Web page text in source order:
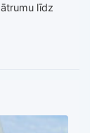
līdz